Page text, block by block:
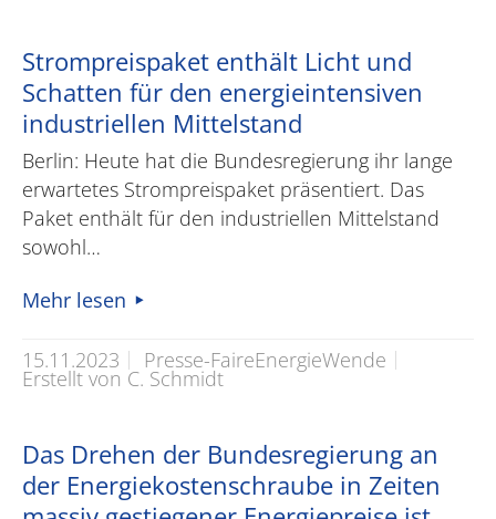
Strompreispaket enthält Licht und
Schatten für den energieintensiven
industriellen Mittelstand
Berlin: Heute hat die Bundesregierung ihr lange
erwartetes Strompreispaket präsentiert. Das
Paket enthält für den industriellen Mittelstand
sowohl…
Mehr lesen
15.11.2023 Presse-FaireEnergieWende
Erstellt von C. Schmidt
Das Drehen der Bundesregierung an
der Energiekostenschraube in Zeiten